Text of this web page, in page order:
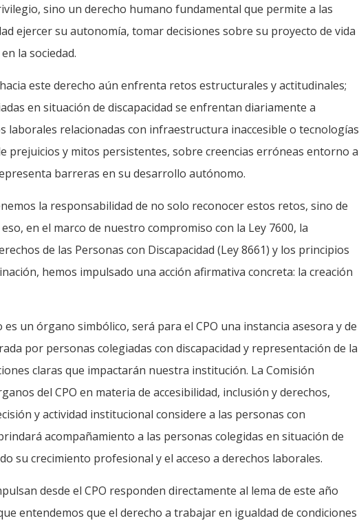
sino un derecho humano fundamental que permite a las
ejercer su autonomía, tomar decisiones sobre su proyecto de vida
la sociedad.
este derecho aún enfrenta retos estructurales y actitudinales;
en situación de discapacidad se enfrentan diariamente a
laborales relacionadas con infraestructura inaccesible o tecnologías
prejuicios y mitos persistentes, sobre creencias erróneas entorno a
barreras en su desarrollo autónomo.
la responsabilidad de no solo reconocer estos retos, sino de
en el marco de nuestro compromiso con la Ley 7600, la
de las Personas con Discapacidad (Ley 8661) y los principios
hemos impulsado una acción afirmativa concreta: la creación
es un órgano simbólico, será para el CPO una instancia asesora y de
por personas colegiadas con discapacidad y representación de la
claras que impactarán nuestra institución. La Comisión
del CPO en materia de accesibilidad, inclusión y derechos,
y actividad institucional considere a las personas con
acompañamiento a las personas colegidas en situación de
su crecimiento profesional y el acceso a derechos laborales.
desde el CPO responden directamente al lema de este año
entendemos que el derecho a trabajar en igualdad de condiciones